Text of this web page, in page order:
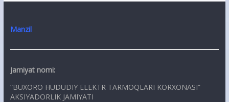
Manzil
Jamiyat nomi:
“BUXORO HUDUDIY ELEKTR TARMOQLARI KORXONASI”
AKSIYADORLIK JAMIYATI